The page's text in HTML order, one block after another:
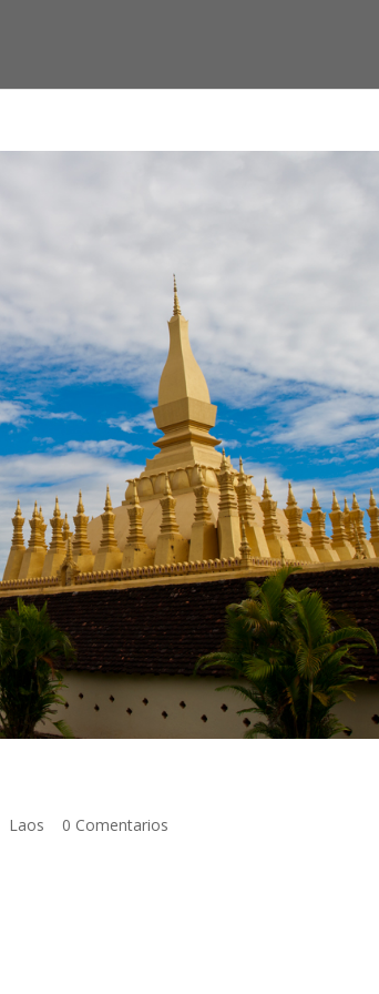
Laos 0 Comentarios